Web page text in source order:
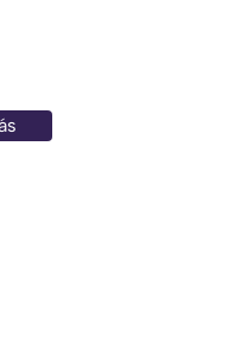
ubicado en la
La Soledad.